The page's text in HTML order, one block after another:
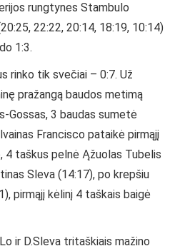
rungtynes Stambulo
22:22, 20:14, 18:19, 10:14)
1:3.
rinko tik svečiai – 0:7. Už
pražangą baudos metimą
Gossas, 3 baudas sumetė
Francisco pataikė pirmąjį
4 taškus pelnė Ąžuolas Tubelis
Sleva (14:17), po krepšiu
pirmąjį kėlinį 4 taškais baigė
ir D.Sleva tritaškiais mažino